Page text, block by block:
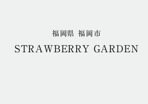
福岡県 福岡市
STRAWBERRY GARDEN